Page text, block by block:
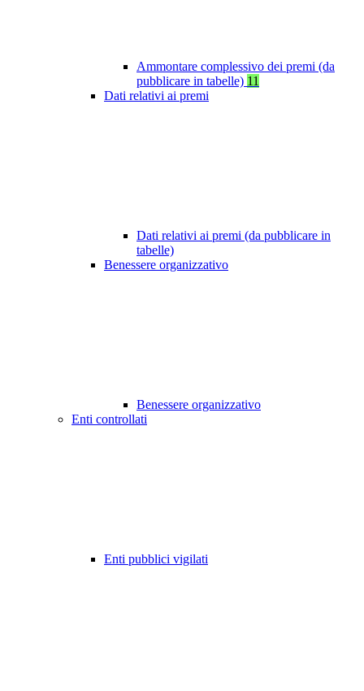
Ammontare complessivo dei premi (da
pubblicare in tabelle) 11
Dati relativi ai premi
Dati relativi ai premi (da pubblicare in
tabelle)
Benessere organizzativo
Benessere organizzativo
Enti controllati
Enti pubblici vigilati